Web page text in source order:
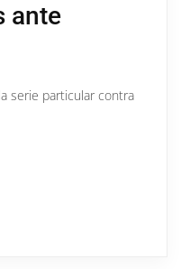
ante
serie particular contra